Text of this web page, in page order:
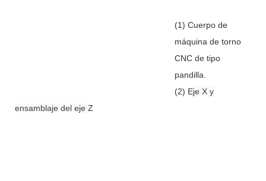
(1) Cuerpo de
máquina de torno
CNC de tipo
pandilla.
(2) Eje X y
ensamblaje del eje Z